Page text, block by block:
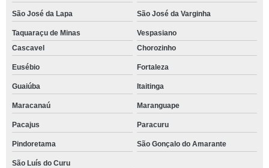
São José da Lapa São José da Varginha
Taquaraçu de Minas
Vespasiano
Cascavel
Chorozinho
Eusébio Fortaleza
Guaiúba Itaitinga
Maracanaú Maranguape
Pacajus Paracuru
Pindoretama São Gonçalo do Amarante
São Luís do Curu